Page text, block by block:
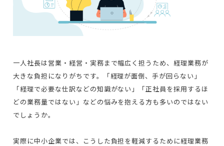
一人社長は営業・経営・実務まで幅広く担うため、経理業務が
大きな負担になりがちです。「経理が面倒、手が回らない」
「経理で必要な仕訳などの知識がない」「正社員を採用するほ
どの業務量ではない」などの悩みを抱える方も多いのではない
でしょうか。
実際に中小企業では、こうした負担を軽減するために経理業務